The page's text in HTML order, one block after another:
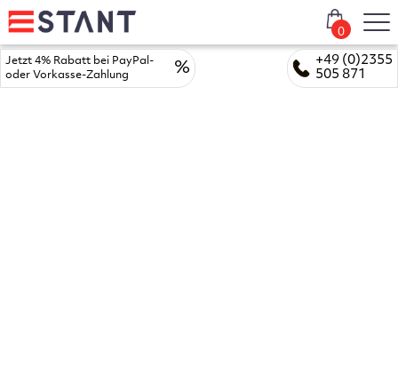
+49 (0)2355
505 871
Jetzt 4% Rabatt bei PayPal-
oder Vorkasse-Zahlung
%
0